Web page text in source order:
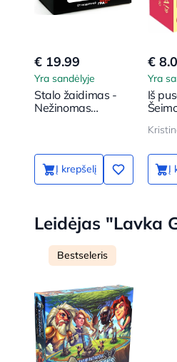
€ 19.99
Yra sandėlyje
Stalo žaidimas -
Nežinomas
Į krepšelį
€
Yra
Iš
Į
Leidėjas "Lavka
Bestseleris